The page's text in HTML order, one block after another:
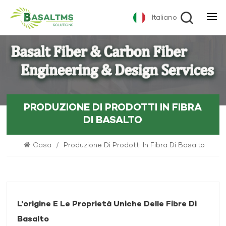
Italiano
PRODUZIONE DI PRODOTTI IN FIBRA
DI BASALTO
Casa / Produzione Di Prodotti In Fibra Di Basalto
L'origine E Le Proprietà Uniche Delle Fibre Di
Basalto